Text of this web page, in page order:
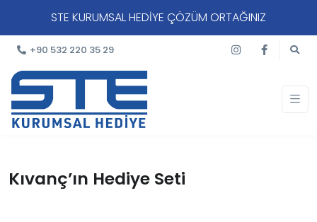
STE KURUMSAL HEDİYE ÇÖZÜM ORTAĞINIZ
+90 532 220 35 29
Kıvanç’ın Hediye Seti